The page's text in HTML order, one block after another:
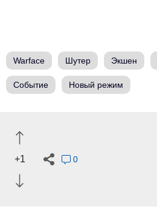
Warface Шутер Экшен
Событие Новый режим
+1 0